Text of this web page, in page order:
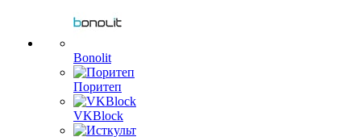
Bonolit
Поритеп
VKBlock